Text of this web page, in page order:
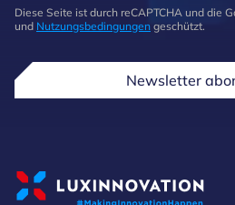
Diese Seite ist durch reCAPTCHA und die
und Nutzungsbedingungen geschützt.
Newsletter